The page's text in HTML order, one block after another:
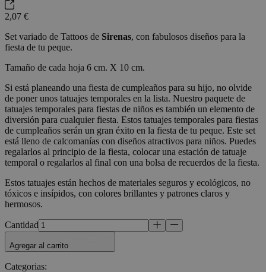
2,07 €
Set variado de Tattoos de Sirenas, con fabulosos diseños para la
fiesta de tu peque.
Tamaño de cada hoja 6 cm. X 10 cm.
Si está planeando una fiesta de cumpleaños para su hijo, no olvide
de poner unos tatuajes temporales en la lista. Nuestro paquete de
tatuajes temporales para fiestas de niños es también un elemento de
diversión para cualquier fiesta. Estos tatuajes temporales para fiestas
de cumpleaños serán un gran éxito en la fiesta de tu peque. Este set
está lleno de calcomanías con diseños atractivos para niños. Puedes
regalarlos al principio de la fiesta, colocar una estación de tatuaje
temporal o regalarlos al final con una bolsa de recuerdos de la fiesta.
Estos tatuajes están hechos de materiales seguros y ecológicos, no
tóxicos e insípidos, con colores brillantes y patrones claros y
hermosos.
Cantidad
Agregar al carrito
Categorias: